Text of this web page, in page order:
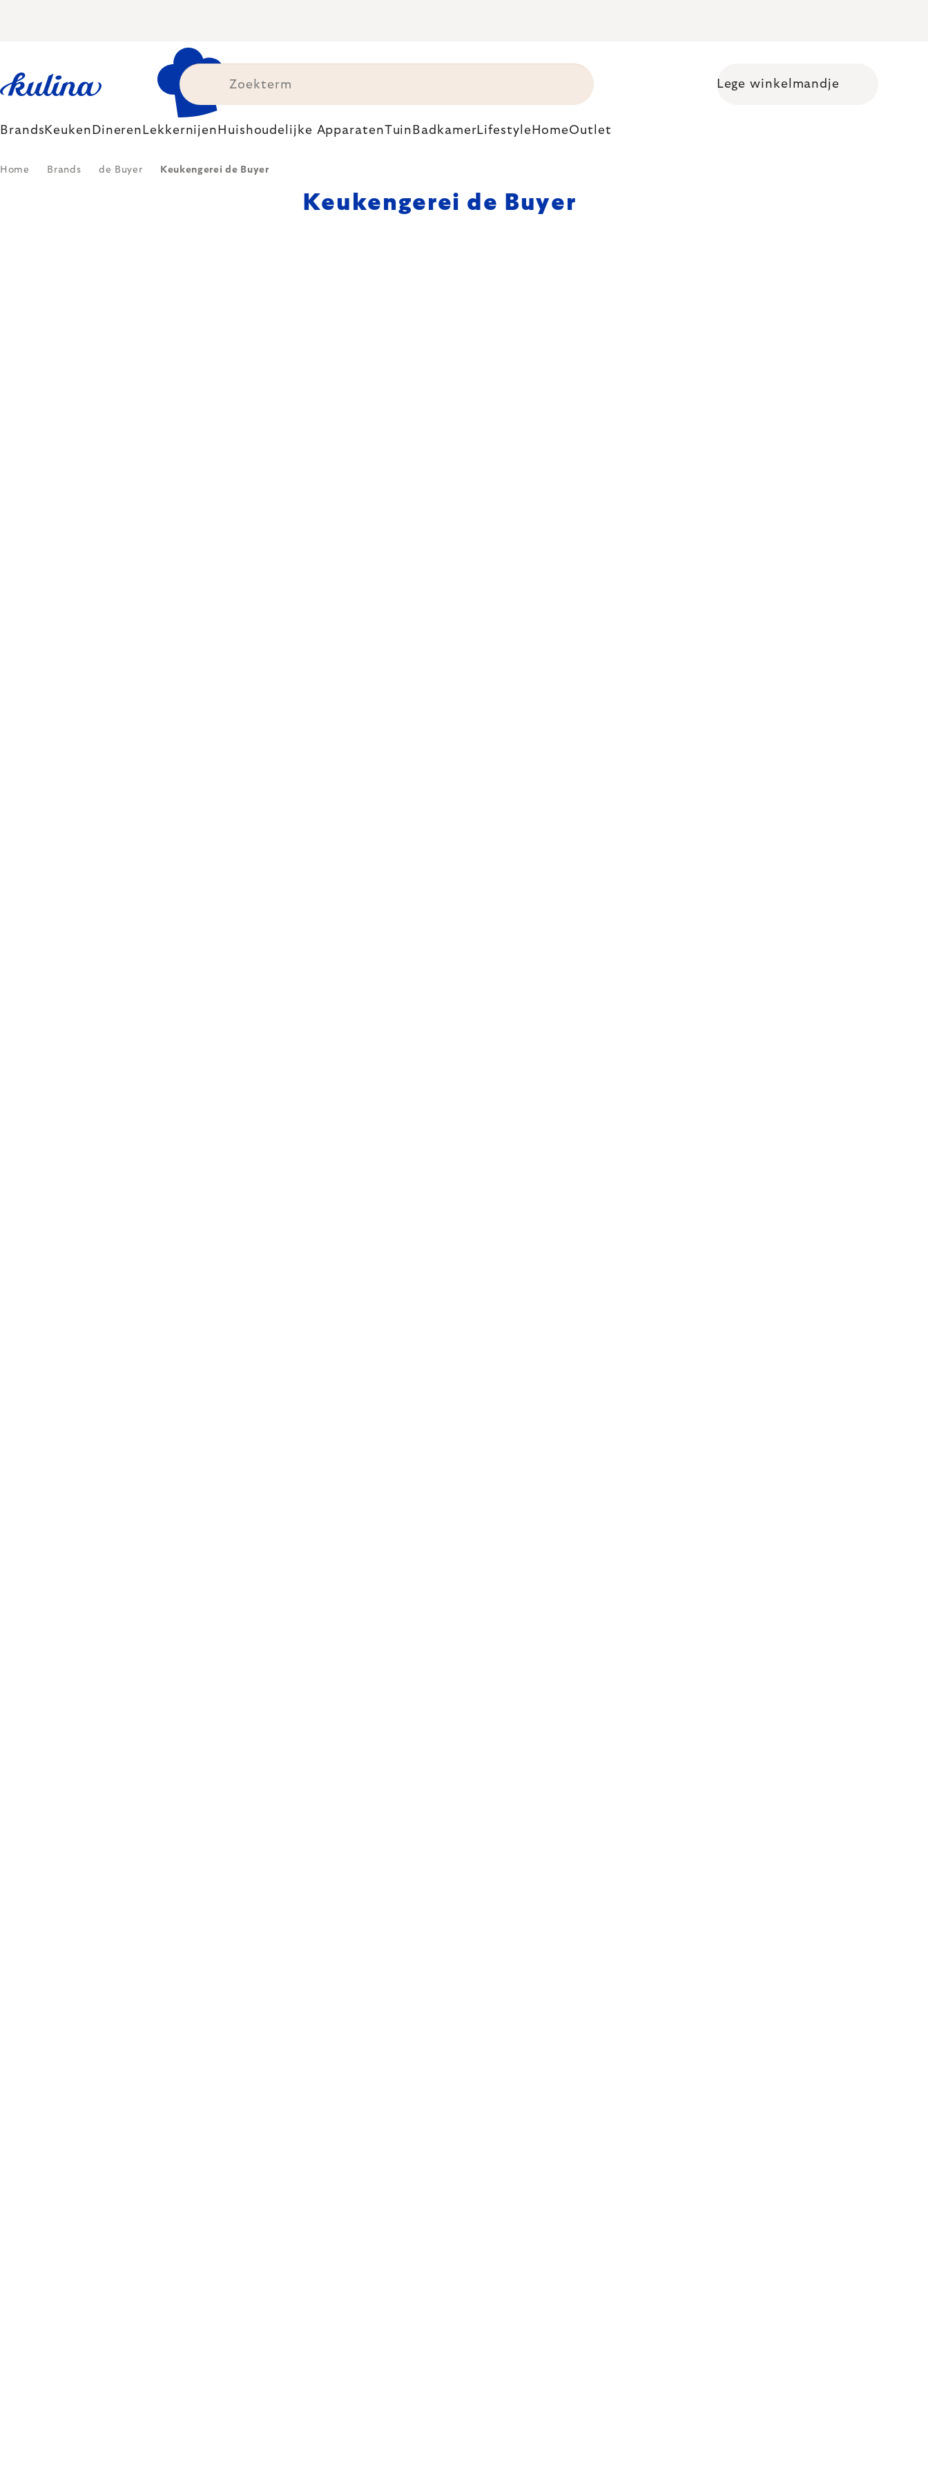
Shopping cart
Lege winkelmandje
Brands Keuken Dineren Lekkernijen Huishoudelijke ApparatenTuin BadkamerLifestyle HomeOutlet
Home Brands de Buyer Keukengerei de Buyer
Keukengerei de Buyer